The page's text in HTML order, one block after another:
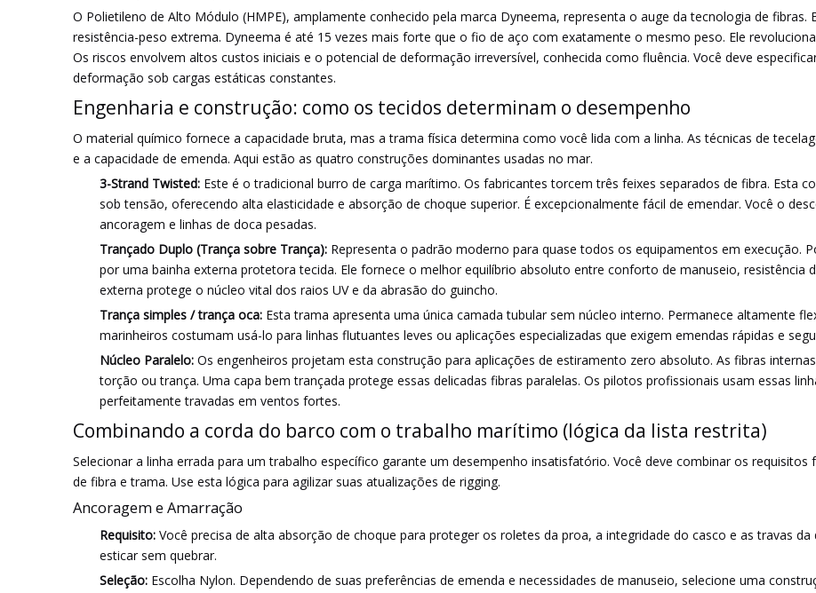
O Polietileno de Alto Módulo (HMPE), amplamente conhecido pela marca Dyneema, representa o auge da tecnologia de
resistência-peso extrema. Dyneema é até 15 vezes mais forte que o fio de aço com exatamente o mesmo peso. Ele
Os riscos envolvem altos custos iniciais e o potencial de deformação irreversível, conhecida como fluência. Você deve
deformação sob cargas estáticas constantes.
Engenharia e construção: como os tecidos determinam o desempenho
O material químico fornece a capacidade bruta, mas a trama física determina como você lida com a linha. As técnicas de
e a capacidade de emenda. Aqui estão as quatro construções dominantes usadas no mar.
3-Strand Twisted: Este é o tradicional burro de carga marítimo. Os fabricantes torcem três feixes separados de fibra. Esta
sob tensão, oferecendo alta elasticidade e absorção de choque superior. É excepcionalmente fácil de emendar. Você o
ancoragem e linhas de doca pesadas.
Trançado Duplo (Trança sobre Trança): Representa o padrão moderno para quase todos os equipamentos em execução.
por uma bainha externa protetora tecida. Ele fornece o melhor equilíbrio absoluto entre conforto de manuseio, resistência
externa protege o núcleo vital dos raios UV e da abrasão do guincho.
Trança simples / trança oca: Esta trama apresenta uma única camada tubular sem núcleo interno. Permanece altamente
marinheiros costumam usá-lo para linhas flutuantes leves ou aplicações especializadas que exigem emendas rápidas e
Núcleo Paralelo: Os engenheiros projetam esta construção para aplicações de estiramento zero absoluto. As fibras
torção ou trança. Uma capa bem trançada protege essas delicadas fibras paralelas. Os pilotos profissionais usam essas
perfeitamente travadas em ventos fortes.
Combinando a corda do barco com o trabalho marítimo (lógica da lista restrita)
Selecionar a linha errada para um trabalho específico garante um desempenho insatisfatório. Você deve combinar os
de fibra e trama. Use esta lógica para agilizar suas atualizações de rigging.
Ancoragem e Amarração
Requisito: Você precisa de alta absorção de choque para proteger os roletes da proa, a integridade do casco e as travas
esticar sem quebrar.
Seleção: Escolha Nylon. Dependendo de suas preferências de emenda e necessidades de manuseio, selecione uma